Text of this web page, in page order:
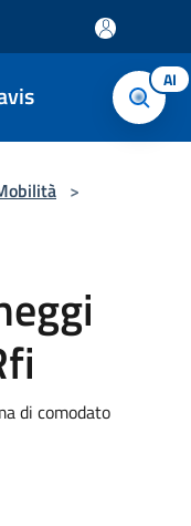
AI
>
di comodato